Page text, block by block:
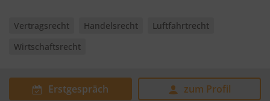
Vertragsrecht Handelsrecht
Luftfahrtrecht
Wirtschaftsrecht
Erstgespräch zum Profil